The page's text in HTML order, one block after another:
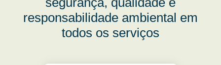
responsabilidade ambiental em
todos os serviços